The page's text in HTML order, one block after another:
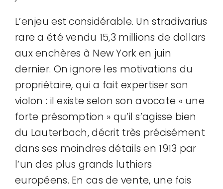
L’enjeu est considérable. Un stradivarius
rare a été vendu 15,3 millions de dollars
aux enchères à New York en juin
dernier. On ignore les motivations du
propriétaire, qui a fait expertiser son
violon : il existe selon son avocate « une
forte présomption » qu’il s’agisse bien
du Lauterbach, décrit très précisément
dans ses moindres détails en 1913 par
l’un des plus grands luthiers
européens. En cas de vente, une fois